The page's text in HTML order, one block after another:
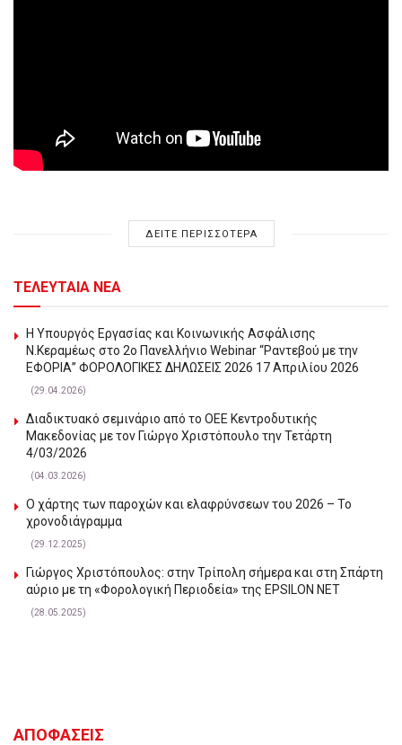
ΔΕΙΤΕ ΠΕΡΙΣΣΟΤΕΡΑ
ΤΕΛΕΥΤΑΙΑ ΝΕΑ
Η Υπουργός Εργασίας και Κοινωνικής Ασφάλισης
Ν.Κεραμέως στο 2o Πανελλήνιο Webinar “Ραντεβού με την
ΕΦΟΡΙΑ” ΦΟΡΟΛΟΓΙΚΕΣ ΔΗΛΩΣΕΙΣ 2026 17 Απριλίου 2026
(29.04.2026)
Διαδικτυακό σεμινάριο από το ΟΕΕ Κεντροδυτικής
Μακεδονίας με τον Γιώργο Χριστόπουλο την Τετάρτη
4/03/2026
(04.03.2026)
Ο χάρτης των παροχών και ελαφρύνσεων του 2026 – Το
χρονοδιάγραμμα
(29.12.2025)
Γιώργος Χριστόπουλος: στην Τρίπολη σήμερα και στη Σπάρτη
αύριο με τη «Φορολογική Περιοδεία» της EPSILON NET
(28.05.2025)
ΑΠΟΦΑΣΕΙΣ